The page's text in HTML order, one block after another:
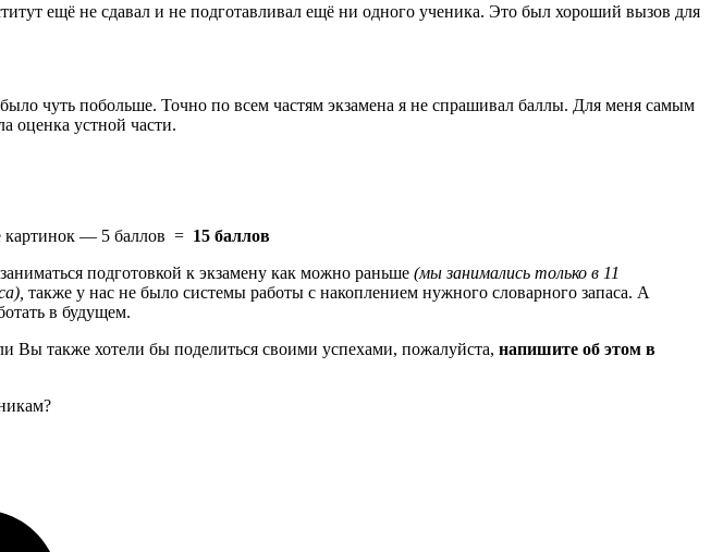
ещё не сдавал и не подготавливал ещё ни одного ученика. Это был хороший вызов для
чуть побольше. Точно по всем частям экзамена я не спрашивал баллы. Для меня самым
оценка устной части.
картинок — 5 баллов = 15 баллов
подготовкой к экзамену как можно раньше (мы занимались только в 11
также у нас не было системы работы с накоплением нужного словарного запаса. А
в будущем.
Вы также хотели бы поделиться своими успехами, пожалуйста, напишите об этом в